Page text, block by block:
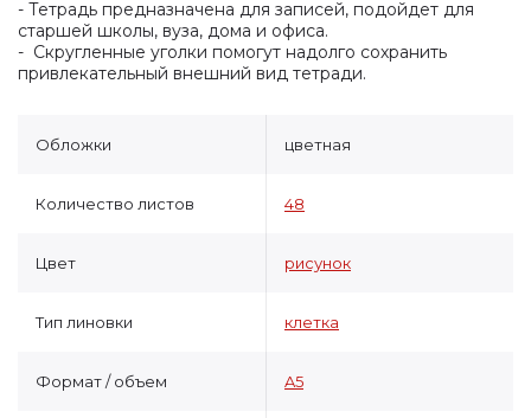
- Тетрадь предназначена для записей, подойдет для
старшей школы, вуза, дома и офиса.
- Скругленные уголки помогут надолго сохранить
привлекательный внешний вид тетради.
Обложки цветная
Количество листов 48
Цвет рисунок
Тип линовки клетка
Формат / объем A5